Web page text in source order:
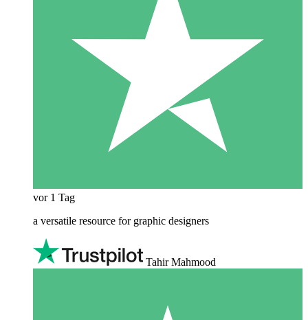
vor 1 Tag
a versatile resource for graphic designers
Tahir Mahmood